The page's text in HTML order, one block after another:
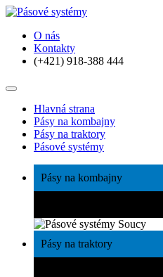
O nás
Kontakty
(+421) 918-388 444
Hlavná strana
Pásy na kombajny
Pásy na traktory
Pásové systémy
Pásy na kombajny
Pásy na traktory